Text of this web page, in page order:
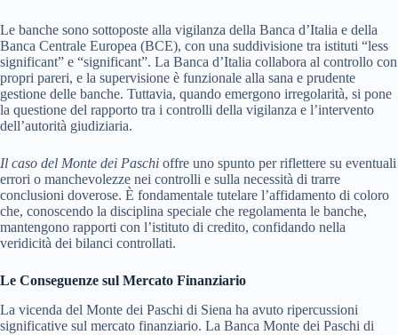
Le banche sono sottoposte alla vigilanza della Banca d’Italia e della
Banca Centrale Europea (BCE), con una suddivisione tra istituti “less
significant” e “significant”. La Banca d’Italia collabora al controllo con
propri pareri, e la supervisione è funzionale alla sana e prudente
gestione delle banche. Tuttavia, quando emergono irregolarità, si pone
la questione del rapporto tra i controlli della vigilanza e l’intervento
dell’autorità giudiziaria.
Il caso del Monte dei Paschi offre uno spunto per riflettere su eventuali
errori o manchevolezze nei controlli e sulla necessità di trarre
conclusioni doverose. È fondamentale tutelare l’affidamento di coloro
che, conoscendo la disciplina speciale che regolamenta le banche,
mantengono rapporti con l’istituto di credito, confidando nella
veridicità dei bilanci controllati.
Le Conseguenze sul Mercato Finanziario
La vicenda del Monte dei Paschi di Siena ha avuto ripercussioni
significative sul mercato finanziario. La Banca Monte dei Paschi di